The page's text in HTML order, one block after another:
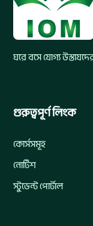
ঘরে বসে যোগ্য
গুরুত্বপূর্ণ লিংক
কোর্সসমূহ
নোটিশ
স্টুডেন্ট পোর্টাল